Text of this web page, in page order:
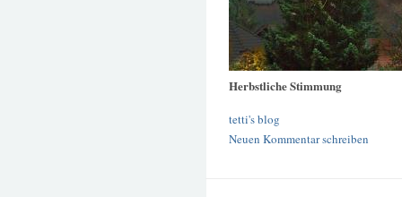
Herbstliche Stimmung
tetti's blog
Neuen Kommentar schreiben